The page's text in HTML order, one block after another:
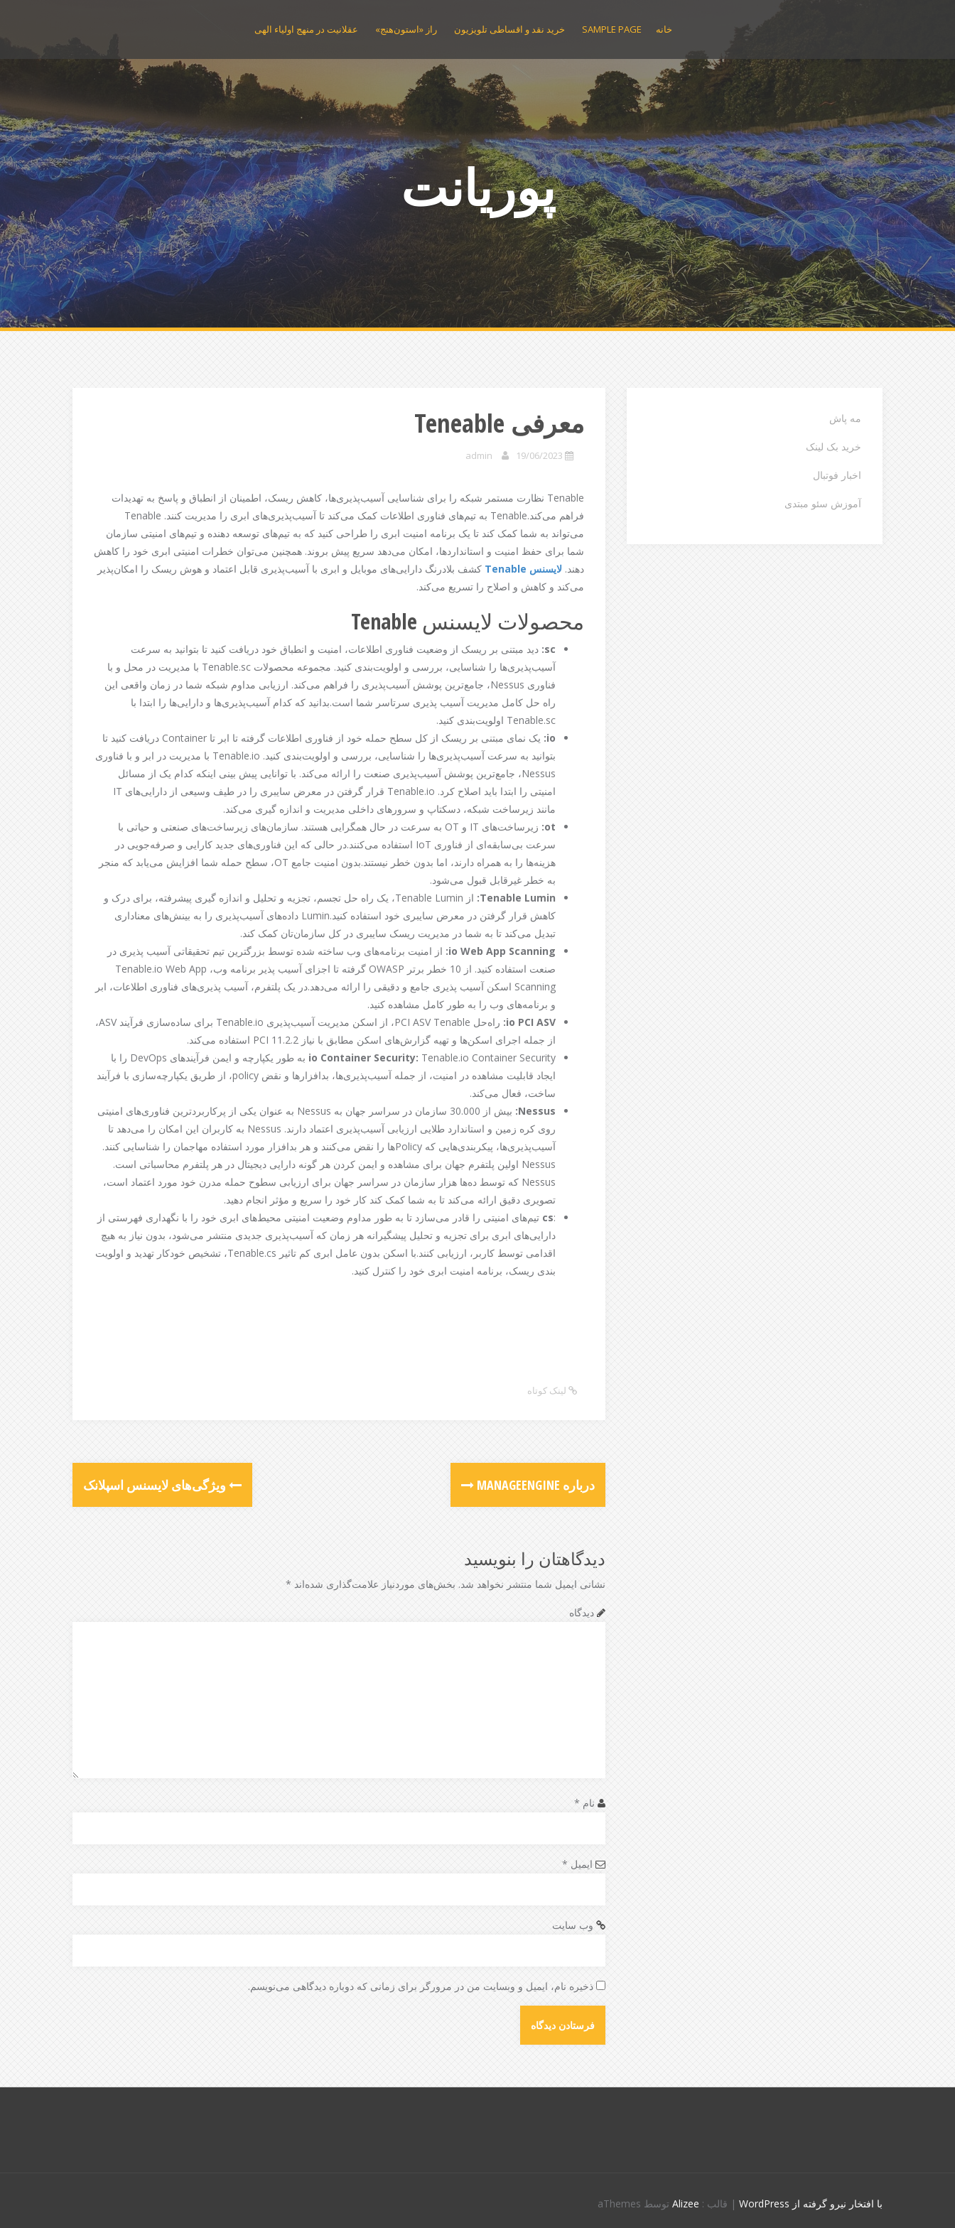
ح
ت
و
ا
خانه SAMPLE PAGE خرید نقد و اقساطی تلویزیون راز «استون‌هنج» عقلانیت در منهج اولیاء الهی
پوریانت
معرفی Teneable
19/06/2023
admin
Tenable نظارت مستمر شبکه را برای شناسایی آسیب‌پذیری‌ها، کاهش ریسک، اطمینان از انطباق و پاسخ به تهدیدات
فراهم می‌کند.Tenable به تیم‌های فناوری اطلاعات کمک می‌کند تا آسیب‌پذیری‌های ابری را مدیریت کنند. Tenable
می‌تواند به شما کمک کند تا یک برنامه امنیت ابری را طراحی کنید که به تیم‌های توسعه ‌دهنده و تیم‌های امنیتی سازمان
شما برای حفظ امنیت و استانداردها، امکان می‌دهد سریع پیش بروند. همچنین می‌توان خطرات امنیتی ابری خود را کاهش
دهند. لایسنس Tenable
کشف بلادرنگ دارایی‌های موبایل و ابری با آسیب‌پذیری قابل اعتماد و هوش ریسک را امکان‌پذیر
می‌کند و کاهش و اصلاح را تسریع می‌کند.
محصولات لایسنس Tenable
sc
: دید مبتنی بر ریسک از وضعیت فناوری اطلاعات، امنیت و انطباق خود دریافت کنید تا بتوانید به سرعت
آسیب‌پذیری‌ها را شناسایی، بررسی و اولویت‌بندی کنید. مجموعه محصولات Tenable.sc با مدیریت در محل و با
فناوری Nessus، جامع‌ترین پوشش آسیب‌پذیری را فراهم می‌کند. ارزیابی مداوم شبکه شما در زمان واقعی این
راه حل کامل مدیریت آسیب پذیری سرتاسر شما است.بدانید که کدام آسیب‌پذیری‌ها و دارایی‌ها را ابتدا با
Tenable.sc اولویت‌بندی کنید.
io
:
یک نمای مبتنی بر ریسک از کل سطح حمله خود از فناوری اطلاعات گرفته تا ابر تا Container دریافت کنید تا
بتوانید به سرعت آسیب‌پذیری‌ها را شناسایی، بررسی و اولویت‌بندی کنید. Tenable.io با مدیریت در ابر و با فناوری
Nessus، جامع‌ترین پوشش آسیب‌پذیری صنعت را ارائه می‌کند. با توانایی پیش بینی اینکه کدام یک از مسائل
امنیتی را ابتدا باید اصلاح کرد. Tenable.io قرار گرفتن در معرض سایبری را در طیف وسیعی از دارایی‌های IT
مانند زیرساخت شبکه، دسکتاپ و سرورهای داخلی مدیریت و اندازه گیری می‌کند.
ot
:
زیرساخت‌های IT و OT به سرعت در حال همگرایی هستند. سازمان‌های زیرساخت‌های صنعتی و حیاتی با
سرعت بی‌سابقه‌ای از فناوری IoT استفاده می‌کنند.در حالی که این فناوری‌های جدید کارایی و صرفه‌جویی در
هزینه‌ها را به همراه دارند، اما بدون خطر نیستند.بدون امنیت جامع OT، سطح حمله شما افزایش می‌یابد که منجر
به خطر غیرقابل قبول می‌شود.
Tenable Lumin
:
از Tenable Lumin، یک راه حل تجسم، تجزیه و تحلیل و اندازه گیری پیشرفته، برای درک و
کاهش قرار گرفتن در معرض سایبری خود استفاده کنید.Lumin داده‌های آسیب‌پذیری را به بینش‌های معناداری
تبدیل می‌کند تا به شما در مدیریت ریسک سایبری در کل سازمان‌تان کمک کند.
io Web App Scanning
: از امنیت برنامه‌های وب ساخته شده توسط بزرگترین تیم تحقیقاتی آسیب پذیری در
صنعت استفاده کنید. از 10 خطر برتر OWASP گرفته تا اجزای آسیب پذیر برنامه وب، Tenable.io Web App
Scanning اسکن آسیب پذیری جامع و دقیقی را ارائه می‌دهد.در یک پلتفرم، آسیب پذیری‌های فناوری اطلاعات، ابر
و برنامه‌های وب را به طور کامل مشاهده کنید.
io PCI ASV
:
راه‌حل PCI ASV Tenable، از اسکن مدیریت آسیب‌پذیری Tenable.io برای ساده‌سازی فرآیند ASV،
از جمله اجرای اسکن‌ها و تهیه گزارش‌های اسکن مطابق با نیاز PCI 11.2.2 استفاده می‌کند.
io Container Security:
Tenable.io Container Security به طور یکپارچه و ایمن فرآیندهای DevOps را با
ایجاد قابلیت مشاهده در امنیت، از جمله آسیب‌پذیری‌ها، بدافزارها و نقض policy، از طریق یکپارچه‌سازی با فرآیند
ساخت، فعال می‌کند.
Nessus
:
بیش از 30.000 سازمان در سراسر جهان به Nessus به عنوان یکی از پرکاربردترین فناوری‌های امنیتی
روی کره زمین و استاندارد طلایی ارزیابی آسیب‌پذیری اعتماد دارند. Nessus به کاربران این امکان را می‌دهد تا
آسیب‌پذیری‌ها، پیکربندی‌هایی که Policy‌ها را نقض می‌کنند و هر بدافزار مورد استفاده مهاجمان را شناسایی کنند.
Nessus اولین پلتفرم جهان برای مشاهده و ایمن کردن هر گونه دارایی دیجیتال در هر پلتفرم محاسباتی است.
Nessus که توسط ده‌ها هزار سازمان در سراسر جهان برای ارزیابی سطوح حمله مدرن خود مورد اعتماد است،
تصویری دقیق ارائه می‌کند تا به شما کمک کند کار خود را سریع و مؤثر انجام دهید.
:
cs تیم‌های امنیتی را قادر می‌سازد تا به طور مداوم وضعیت امنیتی محیط‌های ابری خود را با نگهداری فهرستی از
دارایی‌های ابری برای تجزیه و تحلیل پیشگیرانه هر زمان که آسیب‌پذیری جدیدی منتشر می‌شود، بدون نیاز به هیچ
اقدامی توسط کاربر، ارزیابی کنند.با اسکن بدون عامل ابری کم تاثیر Tenable.cs، تشخیص خودکار تهدید و اولویت
بندی ریسک، برنامه امنیت ابری خود را کنترل کنید.
لینک کوتاه
ویژگی‌های لایسنس اسپلانک درباره MANAGEENGINE
دیدگاهتان را بنویسید
نشانی ایمیل شما منتشر نخواهد شد. بخش‌های موردنیاز علامت‌گذاری شده‌اند *
دیدگاه
نام *
ایمیل *
وب‌ سایت
ذخیره نام، ایمیل و وبسایت من در مرورگر برای زمانی که دوباره دیدگاهی می‌نویسم.
مه پاش
خرید بک لینک
اخبار فوتبال
آموزش سئو مبتدی
با افتخار نیرو گرفته از WordPress | قالب : Alizee توسط aThemes